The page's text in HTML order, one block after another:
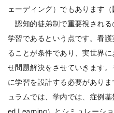
ェーディング）でもあります（
認知的徒弟制で重要視される
学習であるという点です。看
ることが条件であり、実世界
せ問題解決をさせていきます
に学習を設計する必要があり
ュラムでは、学内では、症例